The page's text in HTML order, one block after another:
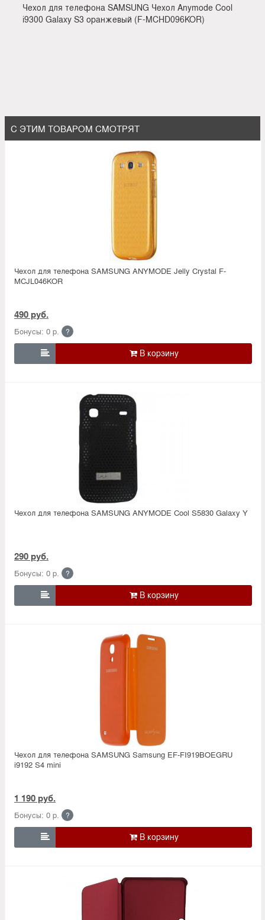
Чехол для телефона SAMSUNG Чехол Anymode Cool
i9300 Galaxy S3 оранжевый (F-MCHD096KOR)
С ЭТИМ ТОВАРОМ СМОТРЯТ
Чехол для телефона SAMSUNG ANYMODE Jelly Crystal F-
MCJL046KOR
490 руб.
Бонусы: 0 р. ?

Чехол для телефона SAMSUNG ANYMODE Cool S5830 Galaxy Y
290 руб.
Бонусы: 0 р. ?

Чехол для телефона SAMSUNG Samsung EF-FI919BOEGRU
i9192 S4 mini
1 190 руб.
Бонусы: 0 р. ?
